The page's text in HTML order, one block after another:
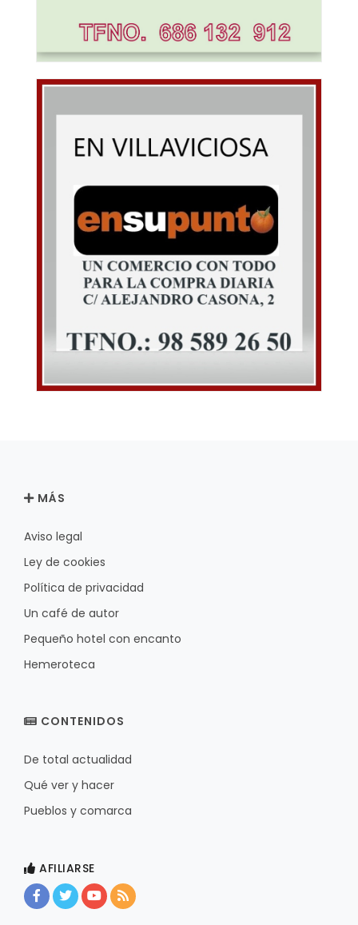
MÁS
Aviso legal
Ley de cookies
Política de privacidad
Un café de autor
Pequeño hotel con encanto
Hemeroteca
CONTENIDOS
De total actualidad
Qué ver y hacer
Pueblos y comarca
AFILIARSE